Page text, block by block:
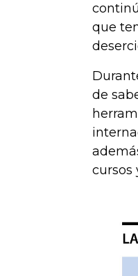
que
de
cursos